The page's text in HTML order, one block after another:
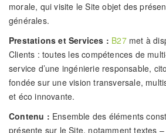
morale, qui visite le Site objet des
générales.
Prestations et Services : B27met à
Clients : toutes les compétences de
service d’une ingénierie responsable,
fondée sur une vision transversale,
et éco innovante.
Contenu : Ensemble des éléments
présente sur le Site, notamment textes